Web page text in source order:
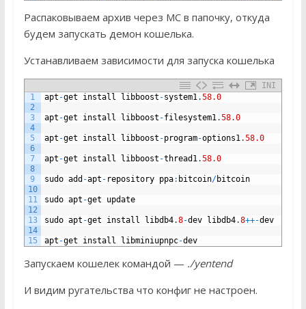
Распаковываем архив через MC в папочку, откуда
будем запускать демон кошелька.
Устанавливаем зависимости для запуска кошелька
INI
1
2
3
4
5
6
7
8
9
10
11
12
13
14
15
apt -get install libboost -system1.58.0
apt -get install libboost -filesystem1.58.0
apt -get install libboost -program-options1.58.0
apt -get install libboost -thread1.58.0
sudo add -apt - repository ppa: bitcoin/bitcoin
sudo apt -get update
sudo apt -get install libdb4.8-dev libdb4.8++-dev
apt -get install libminiupnpc-dev
Запускаем кошелек командой — ./yentend
И видим ругательства что конфиг не настроен.